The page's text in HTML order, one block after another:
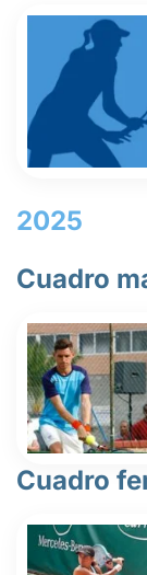
2025
Cuadro
Cuadro